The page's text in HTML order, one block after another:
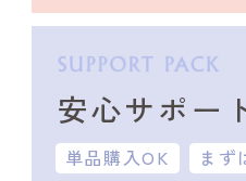
安心サポー
単品購入OK まず